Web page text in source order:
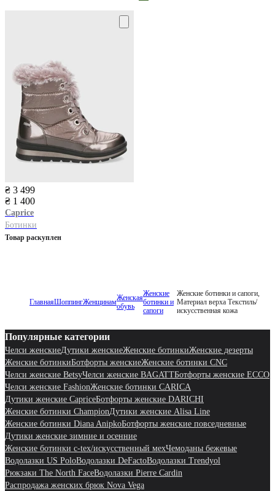
₴ 3 499
₴ 1 400
Caprice
Ботинки
Товар раскуплен
ГлавнаяШоппингЖенщинамЖенская
обувь
Женские
ботинки и
сапоги
Женские ботинки и сапоги,
Материал верха Текстиль/
искусственная кожа
Популярные категории
Челси женскиеДутики женскиеЖенские ботинкиЖенские дезерты
Женские ботинкиБотфорты женскиеЖенские ботинки CNC
Челси женские BetsyЧелси женские BAGATTБотфорты женские ECCO
Челси женские FashionЖенские ботинки CARICA
Дутики женские CapriceБотфорты женские DARICHI
Женские ботинки ChampionДутики женские Alisa Line
Женские ботинки Diana AnipkoБотфорты женские повседневные
Дутики женские зимние и осенние
Женские ботинки c-tex/искусственный мехЧемоданы бежевые
Водолазки US PoloВодолазки DeFactoВодолазки Trendyol
Рюкзаки The North FaceВодолазки Pierre Cardin
Распродажа женских брюк Nova Vega